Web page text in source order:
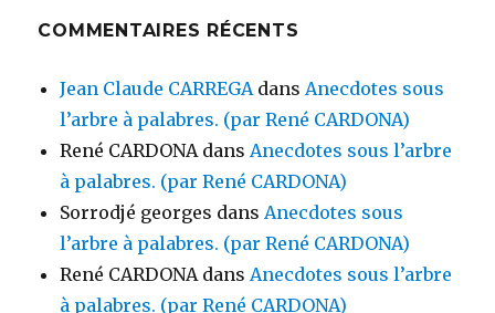
COMMENTAIRES RÉCENTS
Jean Claude CARREGA dans Anecdotes sous
l’arbre à palabres. (par René CARDONA)
René CARDONA dans Anecdotes sous l’arbre
à palabres. (par René CARDONA)
Sorrodjé georges dans Anecdotes sous
l’arbre à palabres. (par René CARDONA)
René CARDONA dans Anecdotes sous l’arbre
à palabres. (par René CARDONA)